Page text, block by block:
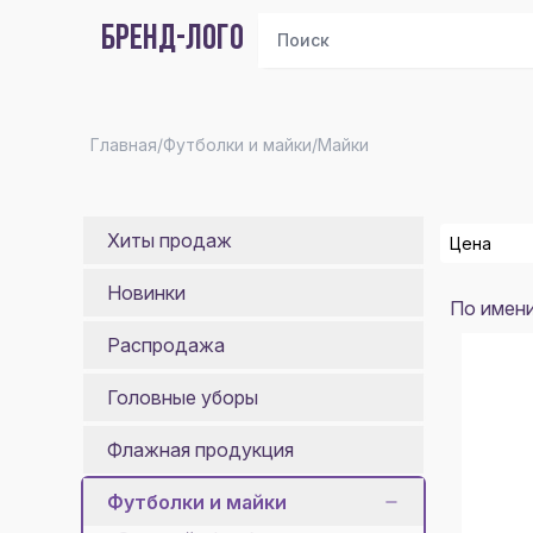
БРЕНД-ЛОГО
Главная/Футболки и майки/Майки
Хиты продаж
Новинки
Распродажа
Головные уборы
Флажная продукция
Футболки и майки
Цена
От
По